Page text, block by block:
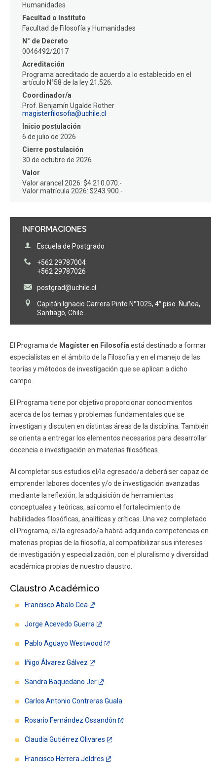
INFORMACIONES
Escuela de Postgrado
+562 29787004
+562 29787026
postgrad@uchile.cl
Capitán Ignacio Carrera Pinto N°1025, 4° piso. Ñuñoa,
Santiago, Chile.
Humanidades
Facultad o Instituto
Facultad de Filosofía y Humanidades
N° de Decreto
0046492/2017
Acreditación
Programa acreditado de acuerdo a lo establecido en el
artículo N°58 de la ley 21.526.
Coordinador/a
Prof. Benjamín Ugalde Rother
magisterfilosofia@uchile.cl
Inicio postulación
6 de julio de 2026
Cierre postulación
30 de octubre de 2026
Valor
Valor arancel 2026: $4.210.070.-
Valor matrícula 2026: $243.900.-
El Programa de Magíster en Filosofía está destinado a formar
especialistas en el ámbito de la Filosofía y en el manejo de las
teorías y métodos de investigación que se aplican a dicho
campo.
El Programa tiene por objetivo proporcionar conocimientos
acerca de los temas y problemas fundamentales que se
investigan y discuten en distintas áreas de la disciplina. También
se orienta a entregar los elementos necesarios para desarrollar
docencia e investigación en materias filosóficas.
Al completar sus estudios el/la egresado/a deberá ser capaz de
emprender labores docentes y/o de investigación avanzadas
mediante la reflexión, la adquisición de herramientas
conceptuales y teóricas, así como el fortalecimiento de
habilidades filosóficas, analíticas y críticas. Una vez completado
el Programa, el/la egresado/a habrá adquirido competencias en
materias propias de la filosofía, al compatibilizar sus intereses
de investigación y especialización, con el pluralismo y diversidad
académica propias de nuestro claustro.
Claustro Académico
Francisco Abalo Cea
Jorge Acevedo Guerra
Pablo Aguayo Westwood
Iñigo Álvarez Gálvez
Sandra Baquedano Jer
Carlos Antonio Contreras Guala
Rosario Fernández Ossandón
Claudia Gutiérrez Olivares
Francisco Herrera Jeldres